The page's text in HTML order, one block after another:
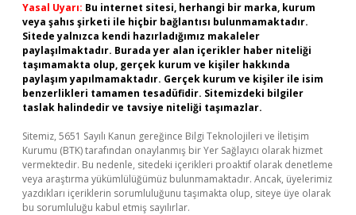
Yasal Uyarı: Bu internet sitesi, herhangi bir marka, kurum
veya şahıs şirketi ile hiçbir bağlantısı bulunmamaktadır.
Sitede yalnızca kendi hazırladığımız makaleler
paylaşılmaktadır. Burada yer alan içerikler haber niteliği
taşımamakta olup, gerçek kurum ve kişiler hakkında
paylaşım yapılmamaktadır. Gerçek kurum ve kişiler ile isim
benzerlikleri tamamen tesadüfidir. Sitemizdeki bilgiler
taslak halindedir ve tavsiye niteliği taşımazlar.
Sitemiz, 5651 Sayılı Kanun gereğince Bilgi Teknolojileri ve İletişim
Kurumu (BTK) tarafından onaylanmış bir Yer Sağlayıcı olarak hizmet
vermektedir. Bu nedenle, sitedeki içerikleri proaktif olarak denetleme
veya araştırma yükümlülüğümüz bulunmamaktadır. Ancak, üyelerimiz
yazdıkları içeriklerin sorumluluğunu taşımakta olup, siteye üye olarak
bu sorumluluğu kabul etmiş sayılırlar.